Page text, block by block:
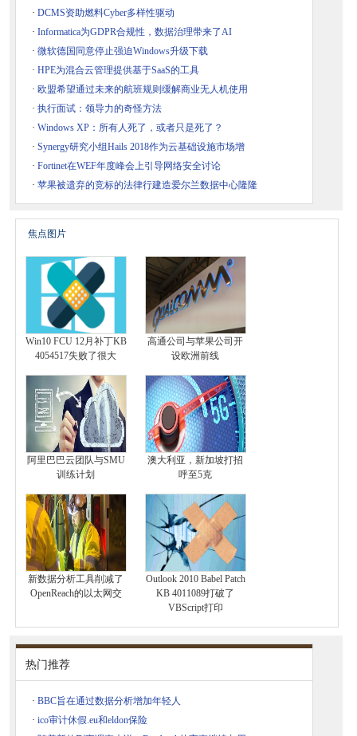
· DCMS资助燃料Cyber​​多样性驱动
· Informatica为GDPR合规性，数据治理带来了AI
· 微软德国同意停止强迫Windows升级下载
· HPE为混合云管理提供基于SaaS的工具
· 欧盟希望通过未来的航班规则缓解商业无人机使用
· 执行面试：领导力的奇怪方法
· Windows XP：所有人死了，或者只是死了？
· Synergy研究小组Hails 2018作为云基础设施市场增
· Fortinet在WEF年度峰会上引导网络安全讨论
· 苹果被遗弃的竞标的法律行建造爱尔兰数据中心隆隆
焦点图片
Win10 FCU 12月补丁KB
4054517失败了很大
高通公司与苹果公司开
设欧洲前线
阿里巴巴云团队与SMU
训练计划
澳大利亚，新加坡打招
呼至5克
新数据分析工具削减了
OpenReach的以太网交
Outlook 2010 Babel Patch
KB 4011089打破了
VBScript打印
热门推荐
· BBC旨在通过数据分析增加年轻人
· ico审计休假.eu和eldon保险